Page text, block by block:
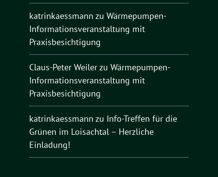
katrinkaessmann zu Wärmepumpen-
Informationsveranstaltung mit
Praxisbesichtigung
Claus-Peter Weilerzu Wärmepumpen-
Informationsveranstaltung mit
Praxisbesichtigung
katrinkaessmann zu Info-Treffen für die
Grünen im Loisachtal – Herzliche
Einladung!